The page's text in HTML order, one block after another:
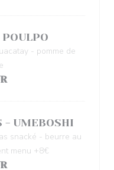
- pomme de
- UMEBOSHI
snacké - beurre au
menu +8€